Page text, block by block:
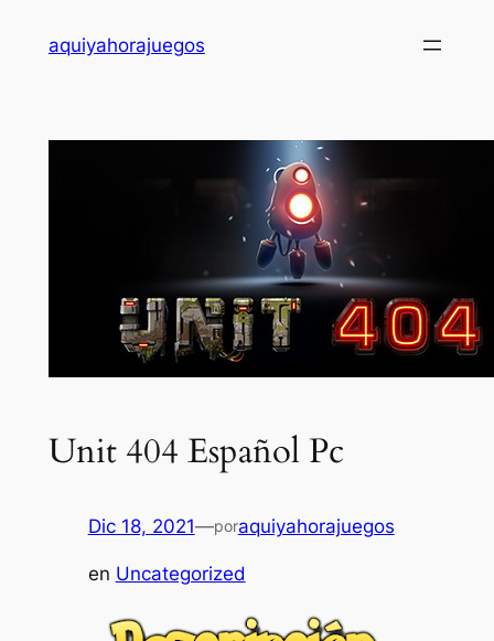
aquiyahorajuegos
Unit 404 Español Pc
Dic 18, 2021—poraquiyahorajuegos
en Uncategorized